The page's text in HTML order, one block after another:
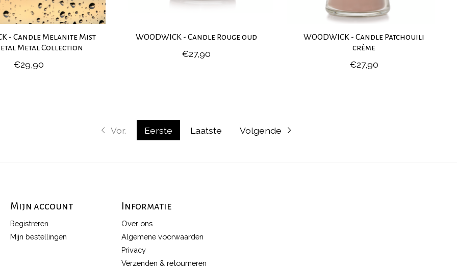
- Candle Melanite Mist
Metal Collection
€29,90
WOODWICK - Candle Rouge oud
€27,90
WOODWICK - Candle Patchouili
crème
€27,90
Vor. Eerste Laatste Volgende
Mijn account
Registreren
Mijn bestellingen
Informatie
Over ons
Algemene voorwaarden
Privacy
Verzenden & retourneren